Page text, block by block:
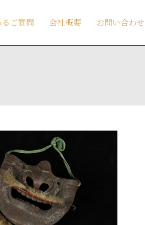
ご質問 会社概要 お問い合わせ